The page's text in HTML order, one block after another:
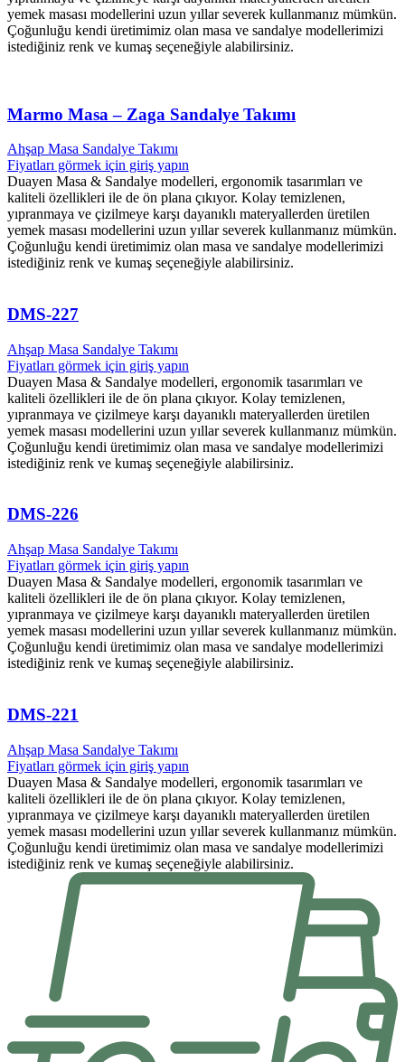
yemek masası modellerini uzun yıllar severek kullanmanız mümkün.
Çoğunluğu kendi üretimimiz olan masa ve sandalye modellerimizi
istediğiniz renk ve kumaş seçeneğiyle alabilirsiniz.
Marmo Masa – Zaga Sandalye Takımı
Ahşap Masa Sandalye Takımı
Fiyatları görmek için giriş yapın
Duayen Masa & Sandalye modelleri, ergonomik tasarımları ve
kaliteli özellikleri ile de ön plana çıkıyor. Kolay temizlenen,
yıpranmaya ve çizilmeye karşı dayanıklı materyallerden üretilen
yemek masası modellerini uzun yıllar severek kullanmanız mümkün.
Çoğunluğu kendi üretimimiz olan masa ve sandalye modellerimizi
istediğiniz renk ve kumaş seçeneğiyle alabilirsiniz.
DMS-227
Ahşap Masa Sandalye Takımı
Fiyatları görmek için giriş yapın
Duayen Masa & Sandalye modelleri, ergonomik tasarımları ve
kaliteli özellikleri ile de ön plana çıkıyor. Kolay temizlenen,
yıpranmaya ve çizilmeye karşı dayanıklı materyallerden üretilen
yemek masası modellerini uzun yıllar severek kullanmanız mümkün.
Çoğunluğu kendi üretimimiz olan masa ve sandalye modellerimizi
istediğiniz renk ve kumaş seçeneğiyle alabilirsiniz.
DMS-226
Ahşap Masa Sandalye Takımı
Fiyatları görmek için giriş yapın
Duayen Masa & Sandalye modelleri, ergonomik tasarımları ve
kaliteli özellikleri ile de ön plana çıkıyor. Kolay temizlenen,
yıpranmaya ve çizilmeye karşı dayanıklı materyallerden üretilen
yemek masası modellerini uzun yıllar severek kullanmanız mümkün.
Çoğunluğu kendi üretimimiz olan masa ve sandalye modellerimizi
istediğiniz renk ve kumaş seçeneğiyle alabilirsiniz.
DMS-221
Ahşap Masa Sandalye Takımı
Fiyatları görmek için giriş yapın
Duayen Masa & Sandalye modelleri, ergonomik tasarımları ve
kaliteli özellikleri ile de ön plana çıkıyor. Kolay temizlenen,
yıpranmaya ve çizilmeye karşı dayanıklı materyallerden üretilen
yemek masası modellerini uzun yıllar severek kullanmanız mümkün.
Çoğunluğu kendi üretimimiz olan masa ve sandalye modellerimizi
istediğiniz renk ve kumaş seçeneğiyle alabilirsiniz.